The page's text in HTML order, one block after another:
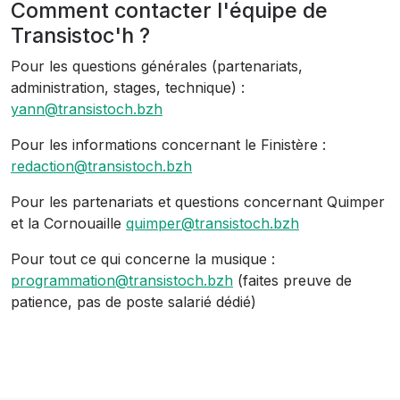
Comment contacter l'équipe de
Transistoc'h ?
Pour les questions générales (partenariats,
administration, stages, technique) :
yann@transistoch.bzh
Pour les informations concernant le Finistère :
redaction@transistoch.bzh
Pour les partenariats et questions concernant Quimper
et la Cornouaille quimper@transistoch.bzh
Pour tout ce qui concerne la musique :
programmation@transistoch.bzh (faites preuve de
patience, pas de poste salarié dédié)